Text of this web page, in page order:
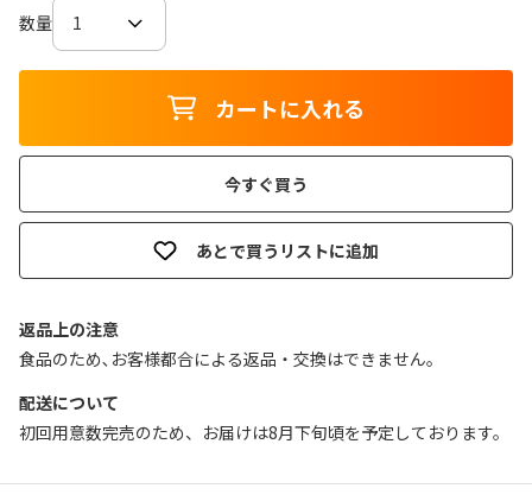
数量
カートに入れる
今すぐ買う
あとで買うリストに追加
返品上の注意
食品のため､お客様都合による返品・交換はできません｡
配送について
初回用意数完売のため、お届けは8月下旬頃を予定しております。